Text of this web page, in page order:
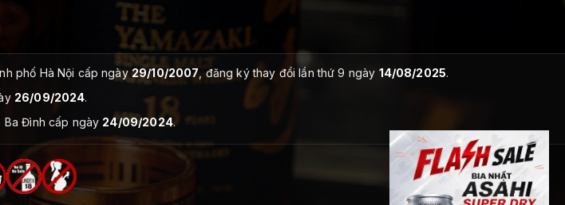
phố Hà Nội cấp ngày29/10/2007 , đăng ký thay đổi lần thứ 9 ngày 14/08/2025.
26/09/2024.
Ba Đình cấp ngày 24/09/2024.